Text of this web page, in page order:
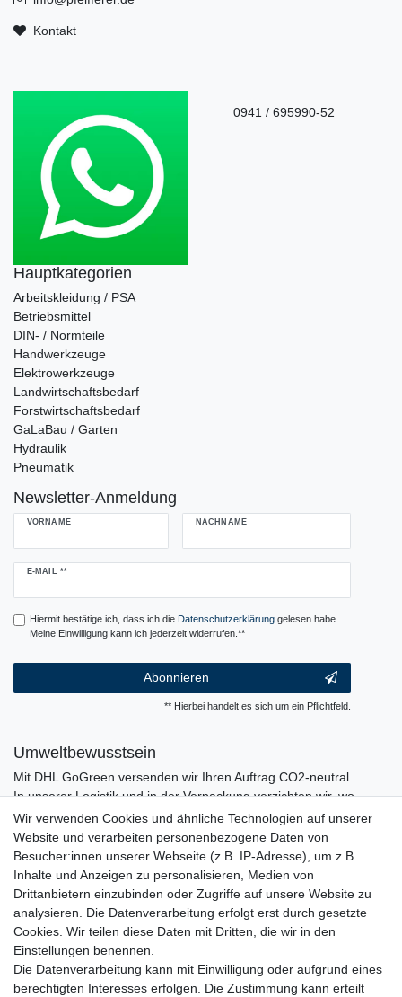
Kontakt
0941 / 695990-52
Hauptkategorien
Arbeitskleidung / PSA
Betriebsmittel
DIN- / Normteile
Handwerkzeuge
Elektrowerkzeuge
Landwirtschaftsbedarf
Forstwirtschaftsbedarf
GaLaBau / Garten
Hydraulik
Pneumatik
Newsletter-Anmeldung
VORNAME NACHNAME
E-MAIL **
Newsletter
Hiermit bestätige ich, dass ich die Daten­schutz­erklärunggelesen habe.
Meine Einwilligung kann ich jederzeit widerrufen.**
Abonnieren
** Hierbei handelt es sich um ein Pflichtfeld.
Umweltbewusstsein
Mit DHL GoGreen versenden wir Ihren Auftrag CO2-neutral.
In unserer Logistik und in der Verpackung verzichten wir, wo
immer es möglich ist, auf den Einsatz von Kunststoffen und
Plastik.
Wir verwenden Cookies und ähnliche Technologien auf unserer
Website und verarbeiten personenbezogene Daten von
Besucher:innen unserer Webseite (z.B. IP-Adresse), um z.B.
Inhalte und Anzeigen zu personalisieren, Medien von
Drittanbietern einzubinden oder Zugriffe auf unsere Website zu
analysieren. Die Datenverarbeitung erfolgt erst durch gesetzte
Cookies. Wir teilen diese Daten mit Dritten, die wir in den
Einstellungen benennen.
Die Datenverarbeitung kann mit Einwilligung oder aufgrund eines
berechtigten Interesses erfolgen. Die Zustimmung kann erteilt